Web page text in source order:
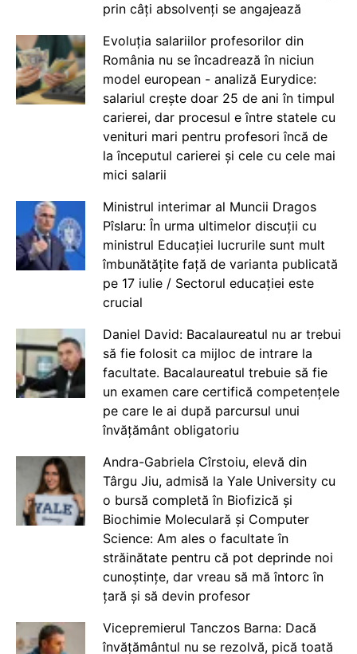
prin câți absolvenți se angajează
Evoluția salariilor profesorilor din
România nu se încadrează în niciun
model european - analiză Eurydice:
salariul crește doar 25 de ani în timpul
carierei, dar procesul e între statele cu
venituri mari pentru profesori încă de
la începutul carierei și cele cu cele mai
mici salarii
Ministrul interimar al Muncii Dragos
Pîslaru: În urma ultimelor discuții cu
ministrul Educației lucrurile sunt mult
îmbunătățite față de varianta publicată
pe 17 iulie / Sectorul educației este
crucial
Daniel David: Bacalaureatul nu ar trebui
să fie folosit ca mijloc de intrare la
facultate. Bacalaureatul trebuie să fie
un examen care certifică competențele
pe care le ai după parcursul unui
învățământ obligatoriu
Andra-Gabriela Cîrstoiu, elevă din
Târgu Jiu, admisă la Yale University cu
o bursă completă în Biofizică și
Biochimie Moleculară și Computer
Science: Am ales o facultate în
străinătate pentru că pot deprinde noi
cunoștințe, dar vreau să mă întorc în
țară și să devin profesor
Vicepremierul Tanczos Barna: Dacă
învățământul nu se rezolvă, pică toată